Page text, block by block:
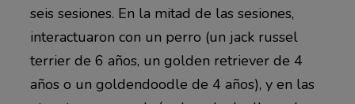
seis sesiones. En la mitad de las sesiones,
interactuaron con un perro (un jack russel
terrier de 6 años, un golden retriever de 4
años o un goldendoodle de 4 años), y en las